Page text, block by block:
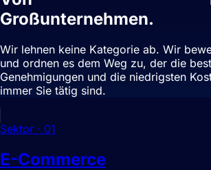
Großunternehmen.
Wir lehnen keine Kategorie ab. Wir
und ordnen es dem Weg zu, der die
Genehmigungen und die niedrigsten
immer Sie tätig sind.
Sektor · 01
E-Commerce